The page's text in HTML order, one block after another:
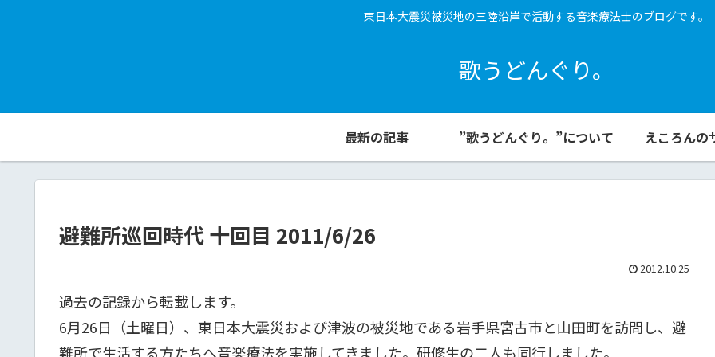
東日本大震災被災地の三陸沿岸で活動する音楽療法士のブログです。
歌うどんぐり。
最新の記事 ”歌うどんぐり。”について えころんの
避難所巡回時代 十回目 2011/6/26
2012.10.25
過去の記録から転載します。
6月26日（土曜日）、東日本大震災および津波の被災地である岩手県宮古市と山田町を訪問し、避
難所で生活する方たちへ音楽療法を実施してきました。研修生の二人も同行しました。